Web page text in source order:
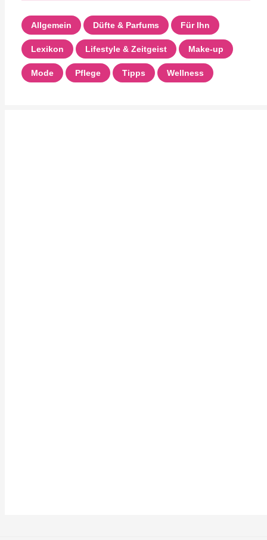
Allgemein Düfte & Parfums Für Ihn
Lexikon Lifestyle & Zeitgeist Make-up
Mode Pflege Tipps Wellness